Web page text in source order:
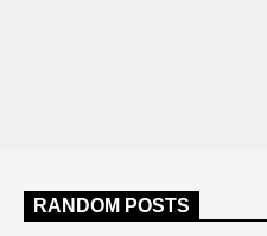
RANDOM POSTS